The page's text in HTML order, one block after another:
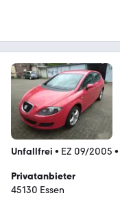
Unfallfrei • EZ 09/2005 •
Privatanbieter
45130 Essen